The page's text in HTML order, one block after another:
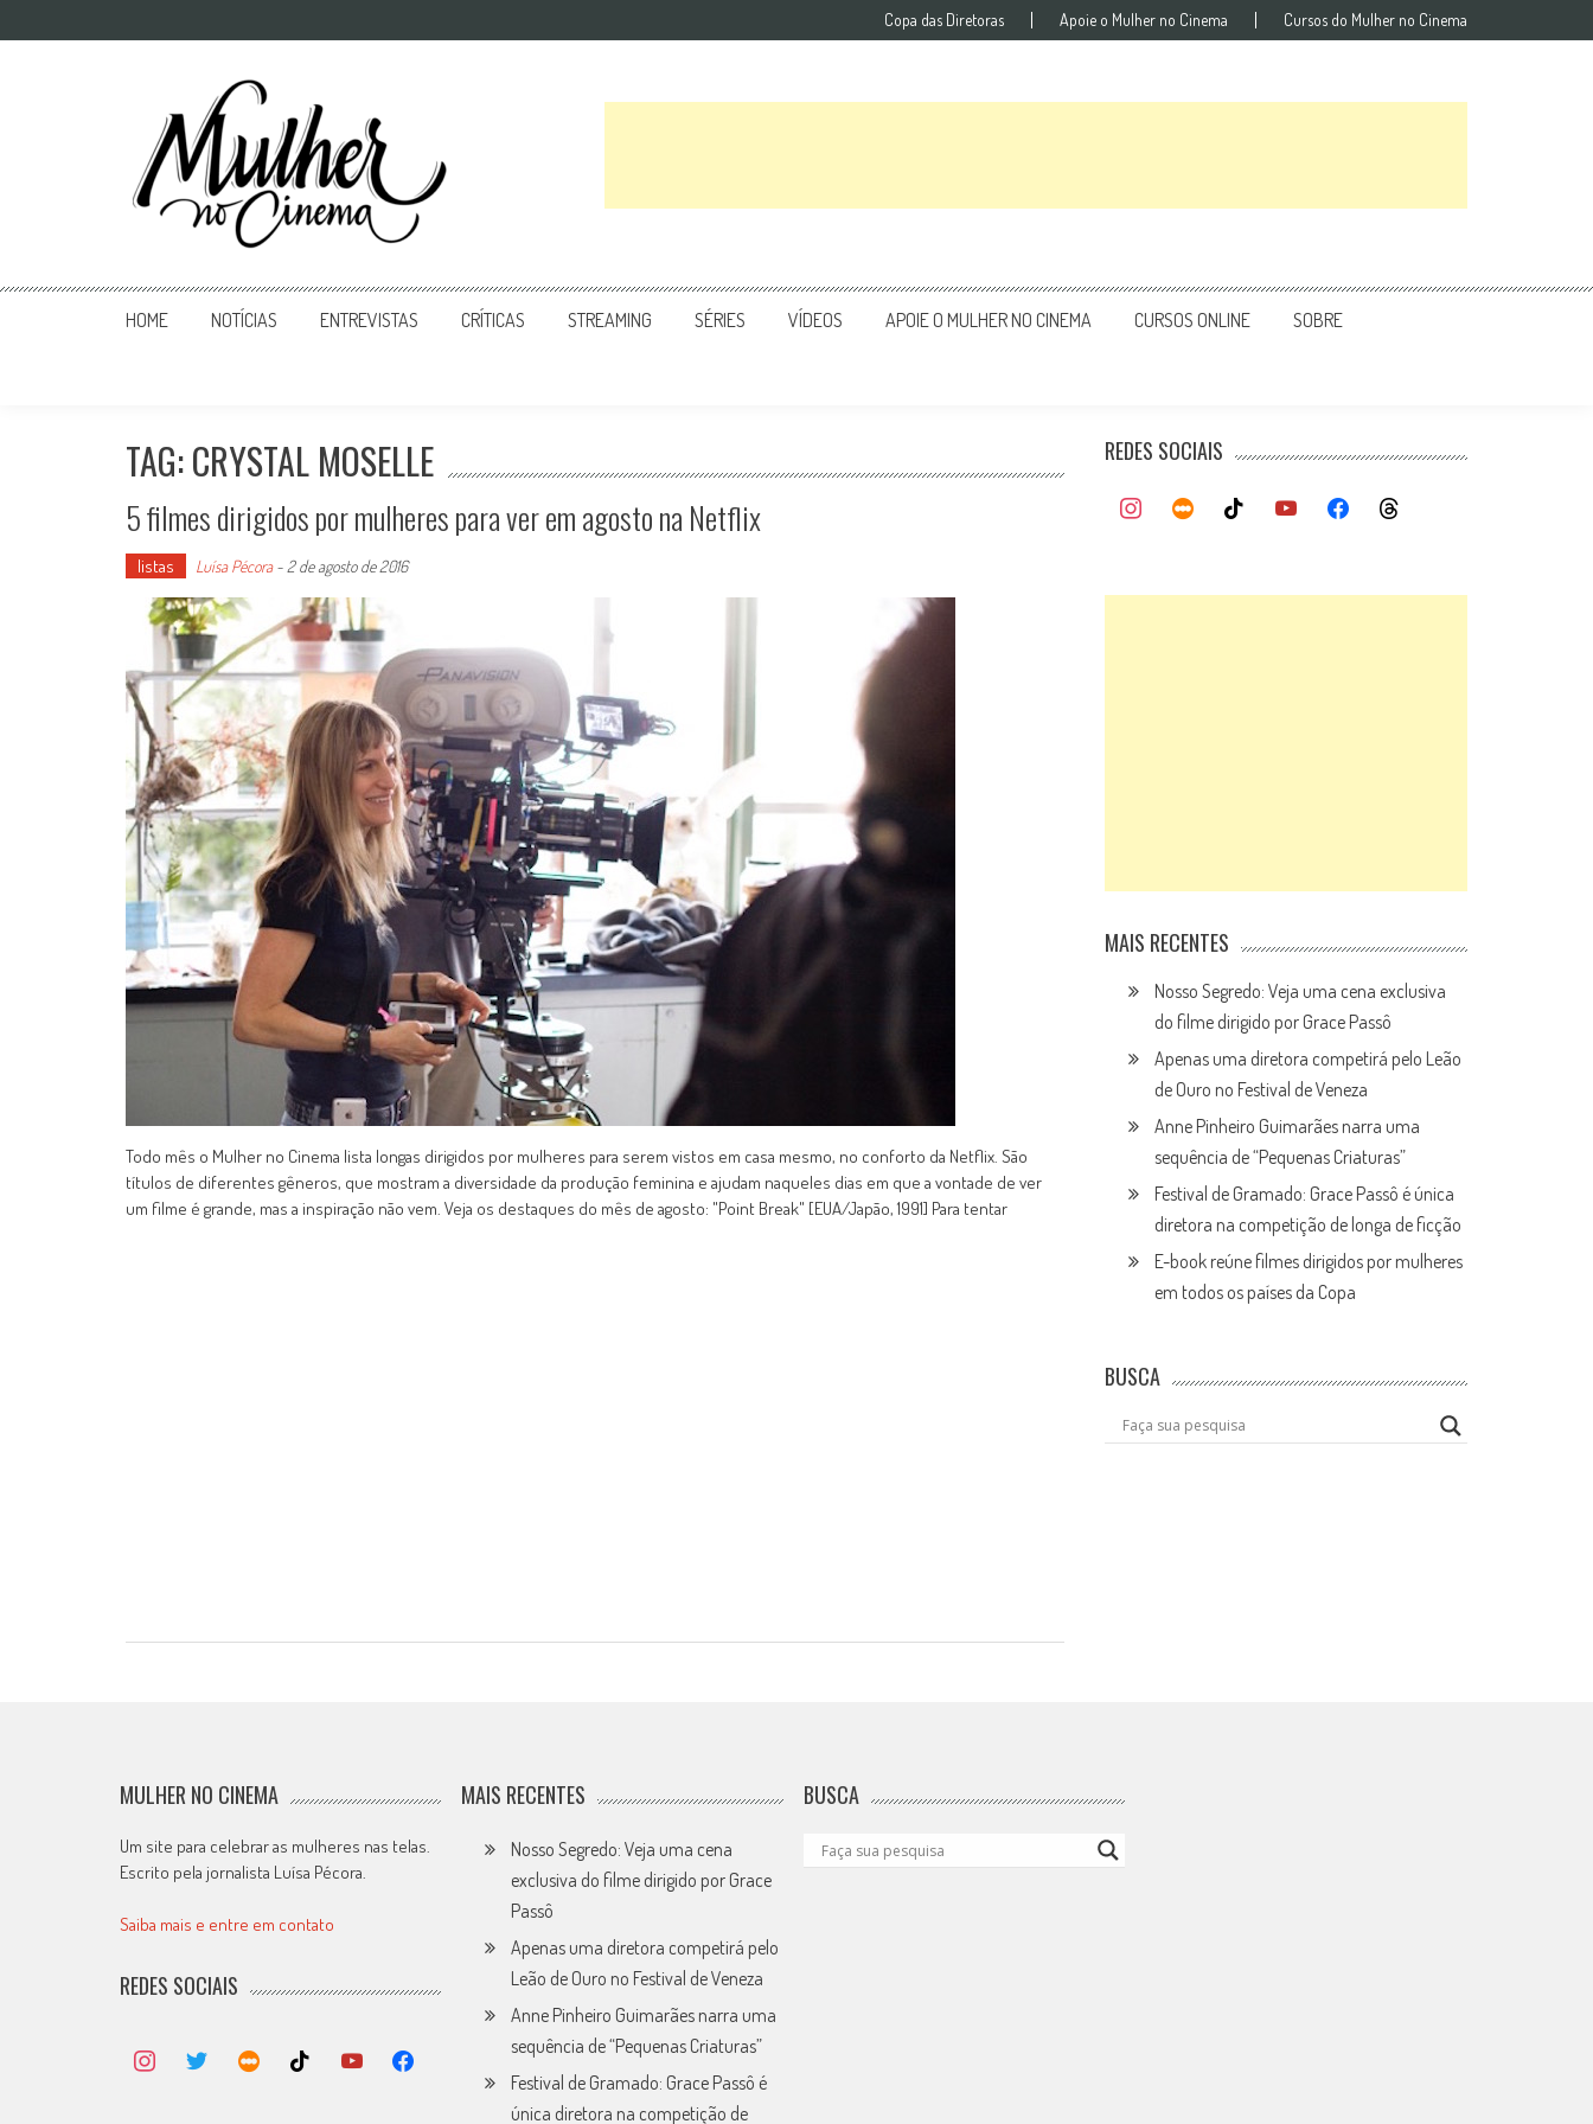
Copa das Diretoras Apoie o Mulher no Cinema Cursos do Mulher no Cinema
Mulher no Cinema
HOME NOTÍCIAS ENTREVISTAS CRÍTICAS STREAMING SÉRIES VÍDEOS APOIE O MULHER NO CINEMA CURSOS ONLINE SOBRE
TAG: CRYSTAL MOSELLE
5 filmes dirigidos por mulheres para ver em agosto na Netflix
listas Luísa Pécora- 2 de agosto de 2016
Todo mês o Mulher no Cinema lista longas dirigidos por mulheres para serem vistos em casa mesmo, no conforto da Netflix. São
títulos de diferentes gêneros, que mostram a diversidade da produção feminina e ajudam naqueles dias em que a vontade de ver
um filme é grande, mas a inspiração não vem. Veja os destaques do mês de agosto: "Point Break" [EUA/Japão, 1991] Para tentar
REDES SOCIAIS
MAIS RECENTES
Nosso Segredo: Veja uma cena exclusiva
do filme dirigido por Grace Passô
Apenas uma diretora competirá pelo Leão
de Ouro no Festival de Veneza
Anne Pinheiro Guimarães narra uma
sequência de “Pequenas Criaturas”
Festival de Gramado: Grace Passô é única
diretora na competição de longa de ficção
E-book reúne filmes dirigidos por mulheres
em todos os países da Copa
BUSCA
MULHER NO CINEMA
Um site para celebrar as mulheres nas telas.
Escrito pela jornalista Luísa Pécora.
Saiba mais e entre em contato
REDES SOCIAIS
MAIS RECENTES
Nosso Segredo: Veja uma cena
exclusiva do filme dirigido por Grace
Passô
Apenas uma diretora competirá pelo
Leão de Ouro no Festival de Veneza
Anne Pinheiro Guimarães narra uma
sequência de “Pequenas Criaturas”
Festival de Gramado: Grace Passô é
única diretora na competição de
BUSCA